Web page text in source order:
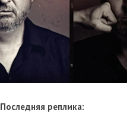
Последняя реплика: